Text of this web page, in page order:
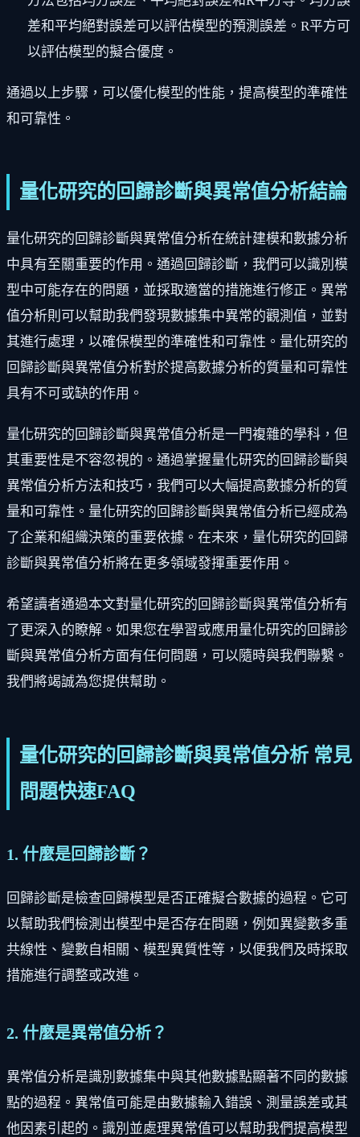
差和平均絕對誤差可以評估模型的預測誤差。R平方可
以評估模型的擬合優度。
通過以上步驟，可以優化模型的性能，提高模型的準確性
和可靠性。
量化研究的回歸診斷與異常值分析結論
量化研究的回歸診斷與異常值分析在統計建模和數據分析
中具有至關重要的作用。通過回歸診斷，我們可以識別模
型中可能存在的問題，並採取適當的措施進行修正。異常
值分析則可以幫助我們發現數據集中異常的觀測值，並對
其進行處理，以確保模型的準確性和可靠性。量化研究的
回歸診斷與異常值分析對於提高數據分析的質量和可靠性
具有不可或缺的作用。
量化研究的回歸診斷與異常值分析是一門複雜的學科，但
其重要性是不容忽視的。通過掌握量化研究的回歸診斷與
異常值分析方法和技巧，我們可以大幅提高數據分析的質
量和可靠性。量化研究的回歸診斷與異常值分析已經成為
了企業和組織決策的重要依據。在未來，量化研究的回歸
診斷與異常值分析將在更多領域發揮重要作用。
希望讀者通過本文對量化研究的回歸診斷與異常值分析有
了更深入的瞭解。如果您在學習或應用量化研究的回歸診
斷與異常值分析方面有任何問題，可以隨時與我們聯繫。
我們將竭誠為您提供幫助。
量化研究的回歸診斷與異常值分析 常見
問題快速FAQ
1. 什麼是回歸診斷？
回歸診斷是檢查回歸模型是否正確擬合數據的過程。它可
以幫助我們檢測出模型中是否存在問題，例如異變數多重
共線性、變數自相關、模型異質性等，以便我們及時採取
措施進行調整或改進。
2. 什麼是異常值分析？
異常值分析是識別數據集中與其他數據點顯著不同的數據
點的過程。異常值可能是由數據輸入錯誤、測量誤差或其
他因素引起的。識別並處理異常值可以幫助我們提高模型